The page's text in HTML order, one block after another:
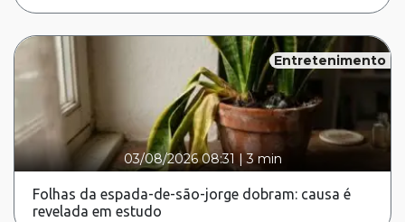
Entretenimento
03/08/2026 08:31 |3 min
Folhas da espada-de-são-jorge dobram: causa é
revelada em estudo